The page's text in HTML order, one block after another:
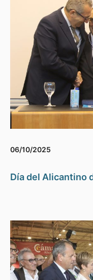
06/10/2025
Día del Alicantino